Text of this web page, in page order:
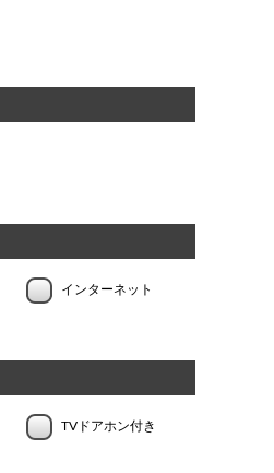
インターネット
TVドアホン付き